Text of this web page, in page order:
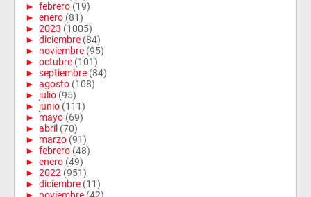
► febrero (19)
► enero (81)
► 2023 (1005)
► diciembre (84)
► noviembre (95)
► octubre (101)
► septiembre (84)
► agosto (108)
► julio (95)
► junio (111)
► mayo (69)
► abril (70)
► marzo (91)
► febrero (48)
► enero (49)
► 2022 (951)
► diciembre (11)